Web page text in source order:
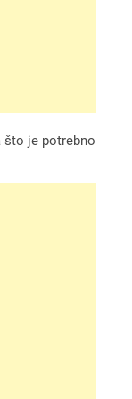
što je potrebno